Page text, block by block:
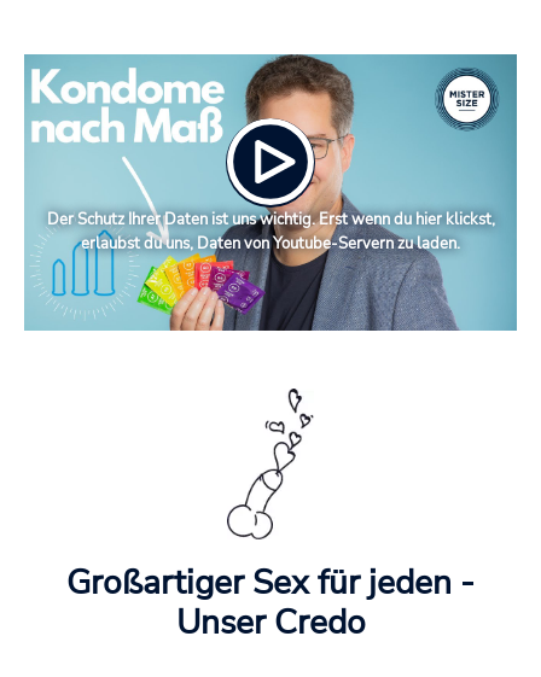
Der Schutz Ihrer Daten ist uns wichtig. Erst wenn du hier klickst,
erlaubst du uns, Daten von Youtube-Servern zu laden.
Großartiger Sex für jeden -
Unser Credo